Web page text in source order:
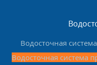
Водосточная
Водосточная система